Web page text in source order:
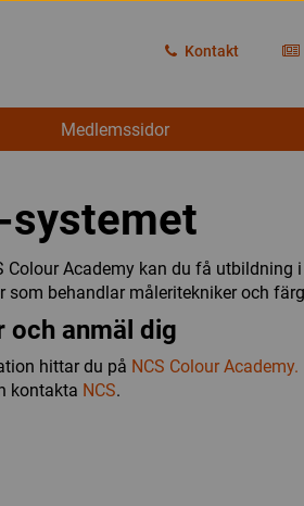
Kontakt
Medlemssidor
systemet
Colour Academy kan du få utbildning
som behandlar måleritekniker och
och anmäl dig
hittar du på NCS Colour Academy.
kontakta NCS.